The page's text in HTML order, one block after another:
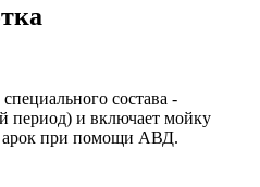
состава -
период) и включает мойку
арок при помощи АВД.